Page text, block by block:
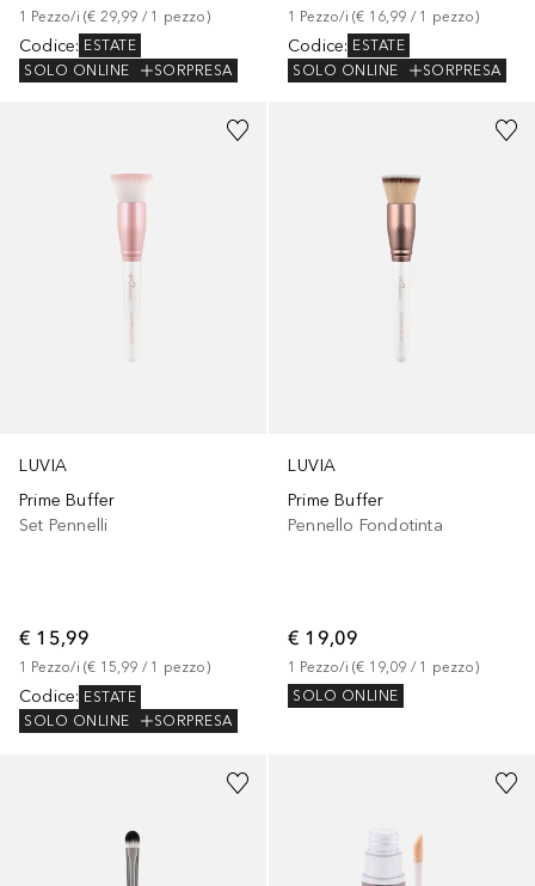
1 Pezzo/i (€ 29,99 / 1 pezzo)
Codice: ESTATE
SOLO ONLINE
SORPRESA
1 Pezzo/i (€ 16,99 / 1 pezzo)
Codice: ESTATE
SOLO ONLINE
SORPRESA
LUVIA
Prime Buffer
Set Pennelli
€ 15,99
1 Pezzo/i (€ 15,99 / 1 pezzo)
Codice: ESTATE
SOLO ONLINE
SORPRESA
LUVIA
Prime Buffer
Pennello Fondotinta
€ 19,09
1 Pezzo/i (€ 19,09 / 1 pezzo)
SOLO ONLINE